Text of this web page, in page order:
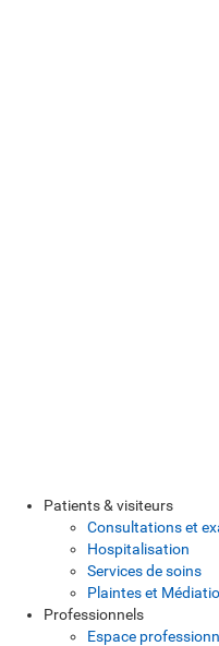
Patients & visiteurs
Consultations et
Hospitalisation
Services de soins
Plaintes et
Professionnels
Espace